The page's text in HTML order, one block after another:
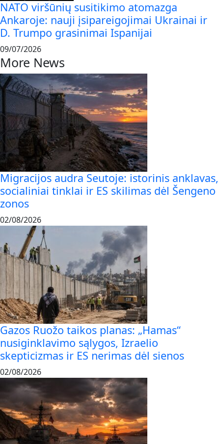
NATO viršūnių susitikimo atomazga
Ankaroje: nauji įsipareigojimai Ukrainai ir
D. Trumpo grasinimai Ispanijai
09/07/2026
More News
Migracijos audra Seutoje: istorinis anklavas,
socialiniai tinklai ir ES skilimas dėl Šengeno
zonos
02/08/2026
Gazos Ruožo taikos planas: „Hamas“
nusiginklavimo sąlygos, Izraelio
skepticizmas ir ES nerimas dėl sienos
02/08/2026